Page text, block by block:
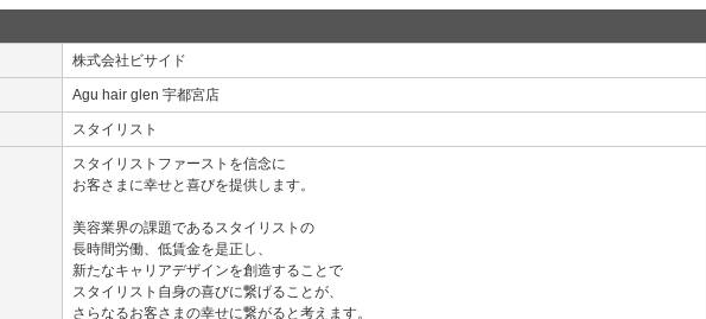
株式会社ビサイド
Agu hair glen 宇都宮店
スタイリスト
スタイリストファーストを信念に
お客さまに幸せと喜びを提供します。
美容業界の課題であるスタイリストの
長時間労働、低賃金を是正し、
新たなキャリアデザインを創造することで
スタイリスト自身の喜びに繋げることが、
さらなるお客さまの幸せに繋がると考えます。